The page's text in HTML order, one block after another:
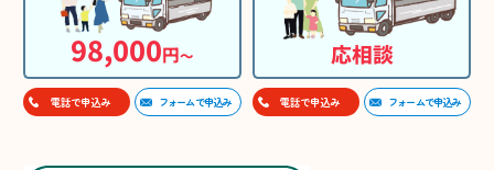
98,000円〜
電話で申込み フォームで申込み
応相談
電話で申込み フォームで申込み